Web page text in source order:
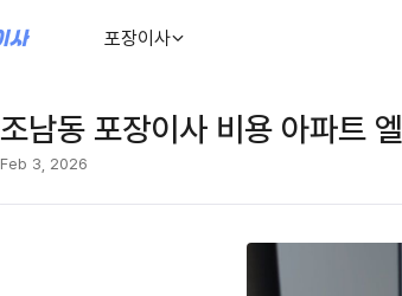
포장이사
조남동 포장이사 비용 아파트
Feb 3, 2026